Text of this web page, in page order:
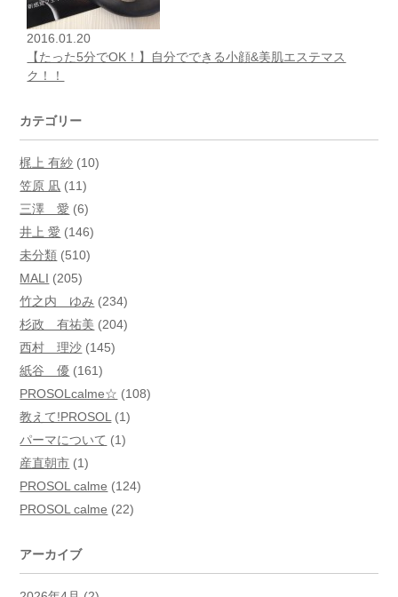
2016.01.20
【たった5分でOK！】自分でできる小顔&美肌エステマス
ク！！
カテゴリー
梶上 有紗 (10)
笠原 凪 (11)
三澤 愛 (6)
井上 愛 (146)
未分類 (510)
MALI (205)
竹之内 ゆみ (234)
杉政 有祐美 (204)
西村 理沙 (145)
紙谷 優 (161)
PROSOLcalme☆ (108)
教えて!PROSOL (1)
パーマについて (1)
産直朝市 (1)
PROSOL calme (124)
PROSOL calme (22)
アーカイブ